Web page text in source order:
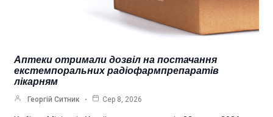
Аптеки отримали дозвіл на постачання
екстемпоральних радіофармпрепаратів
лікарням
Георгій Ситник Сер 8, 2026